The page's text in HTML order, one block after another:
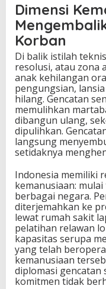
Dimensi
Korban
Di balik istilah
resolusi, atau zona
anak kehilangan
pengungsian,
hilang. Gencatan
memulihkan
dibangun ulang,
dipulihkan.
langsung
setidaknya
Indonesia memiliki
kemanusiaan:
berbagai negara.
diterjemahkan ke
lewat rumah sakit
pelatihan relawan
kapasitas serupa
yang telah
kemanusiaan
diplomasi gencatan
komitmen tidak